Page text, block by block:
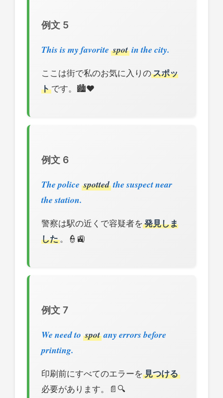
例文 5
This is my favorite spot in the city.
ここは街で私のお気に入りのスポッ
ト です。🏙️❤️
例文 6
The police spotted the suspect near
the station.
警察は駅の近くで容疑者を 発見しま
した 。👮🚉
例文 7
We need to spot any errors before
printing.
印刷前にすべてのエラーを 見つける
必要があります。📄🔍